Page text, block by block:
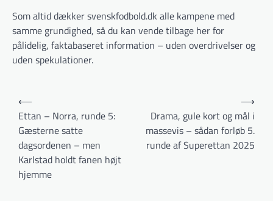
Som altid dækker svenskfodbold.dk alle kampene med
samme grundighed, så du kan vende tilbage her for
pålidelig, faktabaseret information – uden overdrivelser og
uden spekulationer.
Indlægsnavigation
⟵
Ettan – Norra, runde 5:
Gæsterne satte
dagsordenen – men
Karlstad holdt fanen højt
hjemme
Drama, gule kort og mål i
massevis – sådan forløb 5.
runde af Superettan 2025
⟶